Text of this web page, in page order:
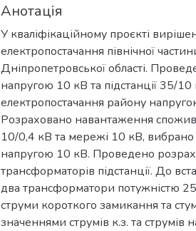
Анотація
У кваліфікаційному проєкті
електропостачання північної
Дніпропетровської області.
напругою 10 кВ та підстанції 35/
електропостачання району
Розраховано навантаження
10/0,4 кВ та мережі 10 кВ, вибрано
напругою 10 кВ. Проведено
трансформаторів підстанції. До
два трансформатори потужністю
струми короткого замикання та
значеннями струмів к.з. та